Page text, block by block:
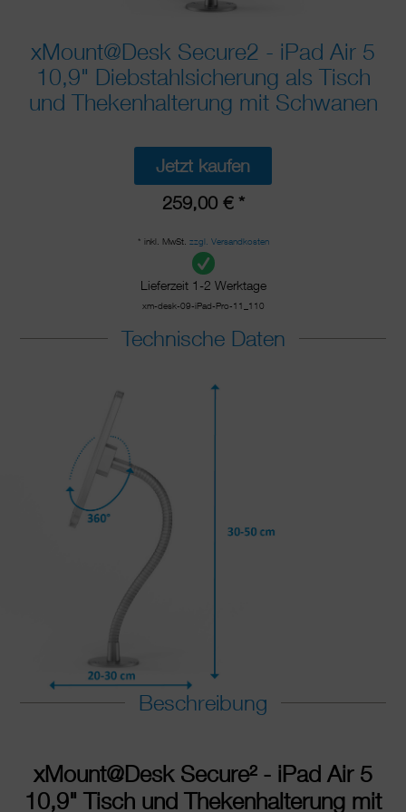
xMount@Desk Secure2 - iPad Air 5
10,9" Diebstahlsicherung als Tisch
und Thekenhalterung mit Schwanen
Jetzt kaufen
259,00 € *
* inkl. MwSt. zzgl. Versandkosten
Lieferzeit 1-2 Werktage
xm-desk-09-iPad-Pro-11_110
Technische Daten
Beschreibung
xMount@Desk Secure²- iPad Air 5
10,9" Tisch und Thekenhalterung mit